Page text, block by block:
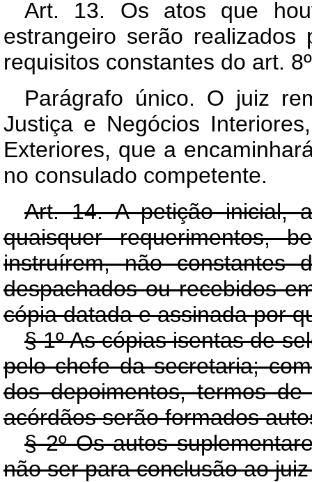
Art. 13. Os atos que
estrangeiro serão
requisitos constantes do art.
Parágrafo único. O juiz
Justiça e Negócios
Exteriores, que a
no consulado competente.
Art. 14. A petição inicial,
quaisquer requerimentos,
instruírem, não constantes
despachados ou recebidos
cópia datada e assinada por
§ 1º As cópias isentas de
pelo chefe da secretaria;
dos depoimentos, termos
acórdãos serão formados
§ 2º Os autos
não ser para conclusão ao